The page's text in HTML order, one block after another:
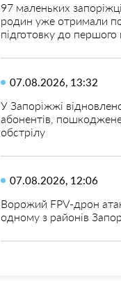
97 маленьких
родин уже отримали по
підготовку до першого
07.08.2026, 13:32
У Запоріжжі
абонентів, пошкоджене
обстрілу
07.08.2026, 12:06
Ворожий FPV-дрон
одному з районів